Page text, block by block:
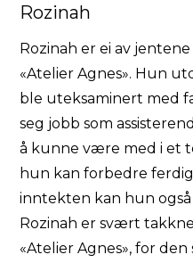
Rozinah
Rozinah er ei av
«Atelier Agnes». Hun
ble uteksaminert med
seg jobb som
å kunne være med i et
hun kan forbedre
inntekten kan hun også
Rozinah er svært
«Atelier Agnes», for